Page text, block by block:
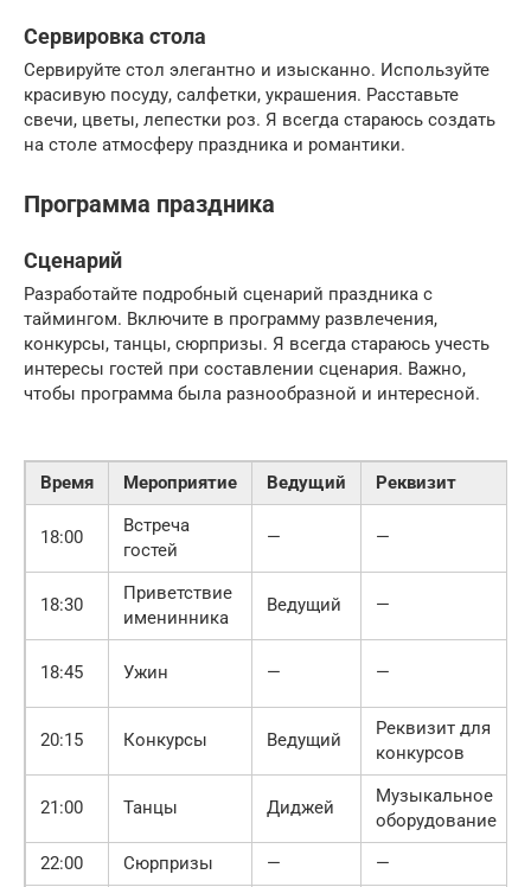
Сервировка стола
Сервируйте стол элегантно и изысканно. Используйте
красивую посуду, салфетки, украшения. Расставьте
свечи, цветы, лепестки роз. Я всегда стараюсь создать
на столе атмосферу праздника и романтики.
Программа праздника
Сценарий
Разработайте подробный сценарий праздника с
таймингом. Включите в программу развлечения,
конкурсы, танцы, сюрпризы. Я всегда стараюсь учесть
интересы гостей при составлении сценария. Важно,
чтобы программа была разнообразной и интересной.
Время Мероприятие Ведущий Реквизит
18:00
Встреча
гостей
— —
18:30
Приветствие
именинника
Ведущий —
18:45 Ужин — —
20:15 Конкурсы Ведущий
Реквизит для
конкурсов
21:00 Танцы Диджей
Музыкальное
оборудование
22:00 Сюрпризы — —